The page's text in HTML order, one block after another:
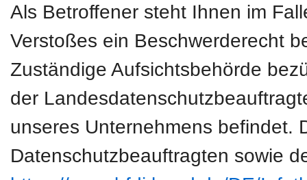
Als Betroffener steht Ihnen im
Verstoßes ein Beschwerderecht
Zuständige Aufsichtsbehörde
der
unseres Unternehmens befindet.
Datenschutzbeauftragten sowie